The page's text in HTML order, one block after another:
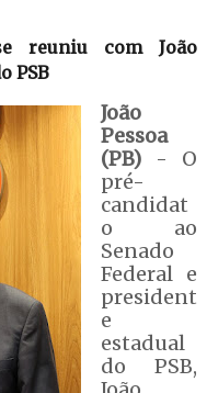
reuniu com João
PSB
João
Pessoa
(PB)- O
pré-
candidat
o ao
Senado
Federal e
president
e
estadual
do PSB,